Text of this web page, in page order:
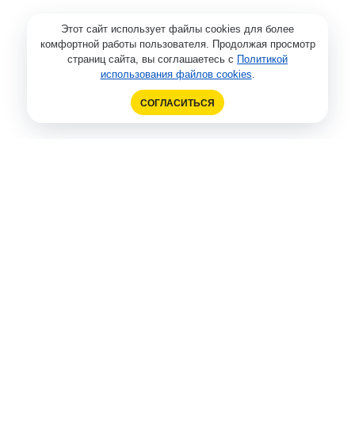
Этот сайт использует файлы cookies для более
комфортной работы пользователя. Продолжая просмотр
страниц сайта, вы соглашаетесь с Политикой
использования файлов cookies.
СОГЛАСИТЬСЯ